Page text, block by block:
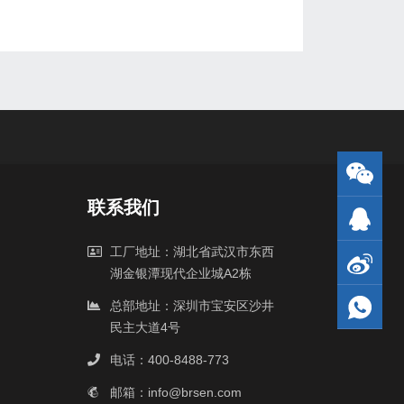
联系我们
工厂地址：湖北省武汉市东西
湖金银潭现代企业城A2栋
总部地址：深圳市宝安区沙井
民主大道4号
电话：400-8488-773
邮箱：info@brsen.com